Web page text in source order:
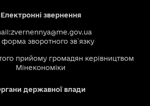
Електронні звернення
zvernennya@me.gov.ua
форма зворотного зв`язку
прийому громадян керівництвом
Мінекономіки
державної влади